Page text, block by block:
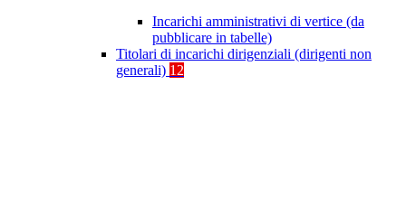
Incarichi amministrativi di vertice (da
pubblicare in tabelle)
Titolari di incarichi dirigenziali (dirigenti non
generali) 12